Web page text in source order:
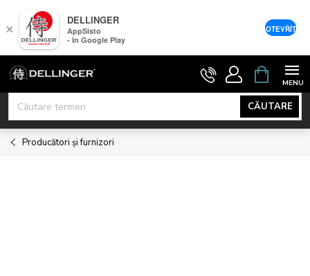
Treci
conținut
CĂUTARE
COŞ
DE
Producători și furnizori
×
DELLINGER
AppSisto
- In Google Play
OTEVŘÍT